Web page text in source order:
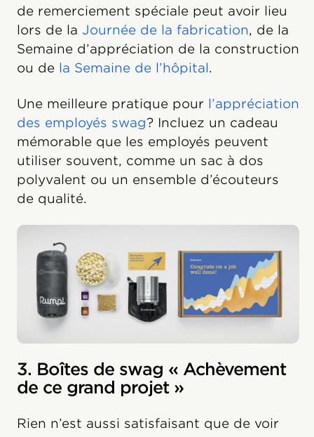
de remerciement spéciale peut avoir lieu
lors de la Journée de la fabrication, de la
Semaine d’appréciation de la construction
ou de la Semaine de l’hôpital.
Une meilleure pratique pour l’appréciation
des employés swag? Incluez un cadeau
mémorable que les employés peuvent
utiliser souvent, comme un sac à dos
polyvalent ou un ensemble d’écouteurs
de qualité.
3. Boîtes de swag « Achèvement
de ce grand projet »
Rien n’est aussi satisfaisant que de voir